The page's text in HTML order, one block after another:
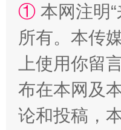
招工难、用工
① 本网注明
所有。本传
上使用你留
布在本网及
论和投稿，